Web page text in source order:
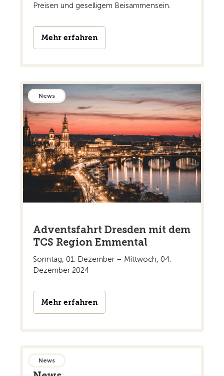
Preisen und geselligem Beisammensein.
Mehr erfahren
News
Adventsfahrt Dresden mit dem
TCS Region Emmental
Sonntag, 01. Dezember – Mittwoch, 04.
Dezember 2024
Mehr erfahren
News